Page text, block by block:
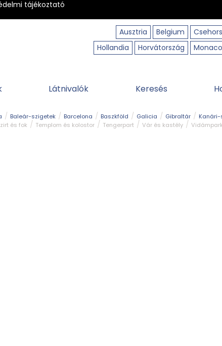
tájékoztató
Ausztria
Belgium
Hollandia
Horvátország Monaco
Látnivalók Keresés
Baleár-szigetek Barcelona Baszkföld Galicia Gibraltár
és fok Templom és kolostor Tengerpart Vár és kastély Vidámpark